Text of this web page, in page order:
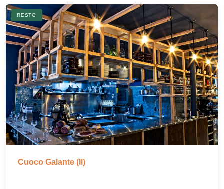
RESTO
Cuoco Galante (Il)